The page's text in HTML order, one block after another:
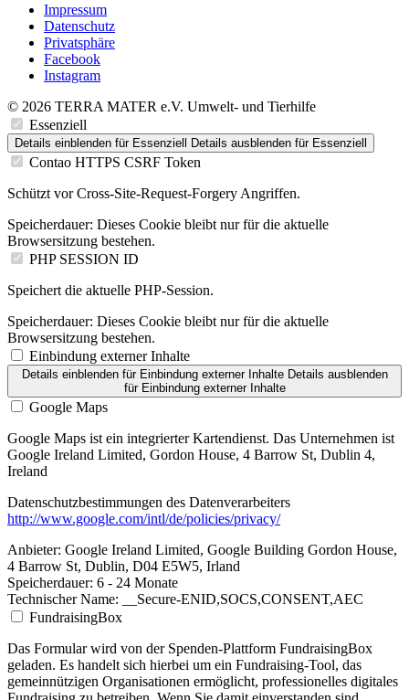
Impressum
Datenschutz
Privatsphäre
Facebook
Instagram
© 2026 TERRA MATER e.V. Umwelt- und Tierhilfe
Essenziell
Details einblenden für Essenziell Details ausblenden für Essenziell
Contao HTTPS CSRF Token
Schützt vor Cross-Site-Request-Forgery Angriffen.
Speicherdauer: Dieses Cookie bleibt nur für die aktuelle
Browsersitzung bestehen.
PHP SESSION ID
Speichert die aktuelle PHP-Session.
Speicherdauer: Dieses Cookie bleibt nur für die aktuelle
Browsersitzung bestehen.
Einbindung externer Inhalte
Details einblendenfür Einbindung externer Inhalte Details ausblenden
für Einbindung externer Inhalte
Google Maps
Google Maps ist ein integrierter Kartendienst. Das Unternehmen ist
Google Ireland Limited, Gordon House, 4 Barrow St, Dublin 4,
Ireland
Datenschutzbestimmungen des Datenverarbeiters
http://www.google.com/intl/de/policies/privacy/
Anbieter: Google Ireland Limited, Google Building Gordon House,
4 Barrow St, Dublin, D04 E5W5, Irland
Speicherdauer: 6 - 24 Monate
Technischer Name: __Secure-ENID,SOCS,CONSENT,AEC
FundraisingBox
Das Formular wird von der Spenden-Plattform FundraisingBox
geladen. Es handelt sich hierbei um ein Fundraising-Tool, das
gemeinnützigen Organisationen ermöglicht, professionelles digitales